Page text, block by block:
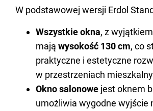
W pod­sta­wo­wej wer­sji Erdol
Wszystkie okna, z
mają wysokość 130 cm, co
praktyczne i estetyczne
w przestrzeniach
Okno salonowe jest oknem
umożliwia wygodne wyjście